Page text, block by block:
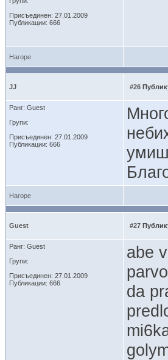
Присъединен: 27.01.2009
Публикации: 666
Нагоре
JJ #26
Ранг: Guest
Групи:
Присъединен: 27.01.2009
Публикации: 666
Нагоре
Guest #27
Ранг: Guest
Групи:
Присъединен: 27.01.2009
Публикации: 666
abe
da